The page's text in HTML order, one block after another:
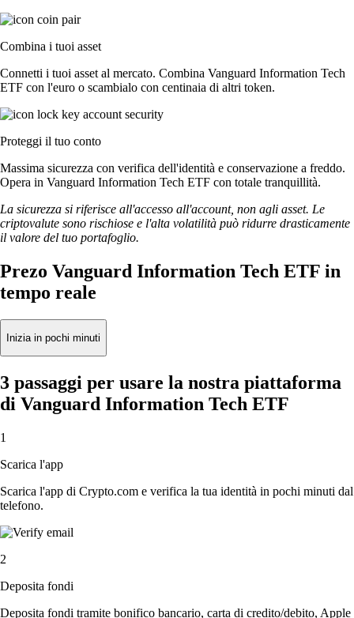
Combina i tuoi asset
Connetti i tuoi asset al mercato. Combina Vanguard Information Tech
ETF con l'euro o scambialo con centinaia di altri token.
Proteggi il tuo conto
Massima sicurezza con verifica dell'identità e conservazione a freddo.
Opera in Vanguard Information Tech ETF con totale tranquillità.
La sicurezza si riferisce all'accesso all'account, non agli asset. Le
criptovalute sono rischiose e l'alta volatilità può ridurre drasticamente
il valore del tuo portafoglio.
Prezo Vanguard Information Tech ETF in
tempo reale
Inizia in pochi minuti
3 passaggi per usare la nostra piattaforma
di Vanguard Information Tech ETF
1
Scarica l'app
Scarica l'app di Crypto.com e verifica la tua identità in pochi minuti dal
telefono.
2
Deposita fondi
Deposita fondi tramite bonifico bancario, carta di credito/debito, Apple